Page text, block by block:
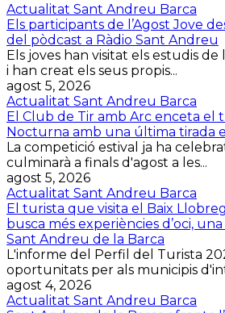
Actualitat Sant Andreu Barca
Els participants de l’Agost Jove
del pòdcast a Ràdio Sant Andreu
Els joves han visitat els estudis de
i han creat els seus propis...
agost 5, 2026
Actualitat Sant Andreu Barca
El Club de Tir amb Arc enceta el
Nocturna amb una última tirada
La competició estival ja ha
culminarà a finals d'agost a les...
agost 5, 2026
Actualitat Sant Andreu Barca
El turista que visita el Baix
busca més experiències d’oci,
Sant Andreu de la Barca
L'informe del Perfil del Turista
oportunitats per als municipis
agost 4, 2026
Actualitat Sant Andreu Barca